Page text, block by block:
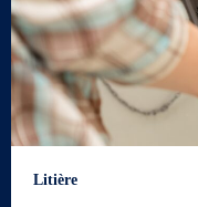
Litière